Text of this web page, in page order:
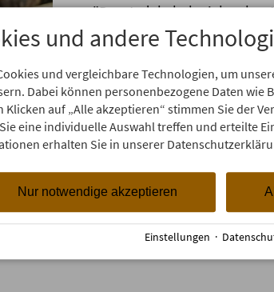
"Das Jodeln habe ich
Hören und das
einem Jodlerduett singen
aktiv sind, kenne ich das
Im Jahr 2021 habe ich
begonnen, wodurch ich
gelernt und ausprobiert
eine Fachpräsentation über
gehalten. In der
bewusst, dass das Jodeln
und andere
und vergleichbare Technologien, um
Dabei können personenbezogene Daten wie
auf „Alle akzeptieren“ stimmen Sie der
eine individuelle Auswahl treffen und erteilte
erhalten Sie in unserer
Nur notwendige akzeptieren
Einstellungen ·